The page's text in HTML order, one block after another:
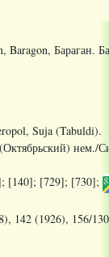
Baragon, Бараган.
Suja (Tabuldi).
(Октябрьский) нем./
[140]; [729]; [730];
142 (1926), 156/